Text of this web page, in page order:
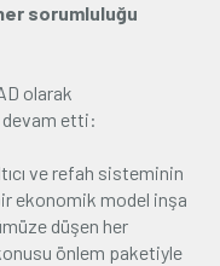
sorumluluğu
olarak
devam etti:
ve refah sisteminin
ekonomik model inşa
düşen her
önlem paketiyle